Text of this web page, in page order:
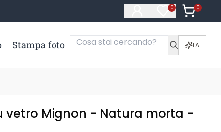
0
Articoli nella
0
Articoli
Stampa foto IA
vetro Mignon - Natura morta -